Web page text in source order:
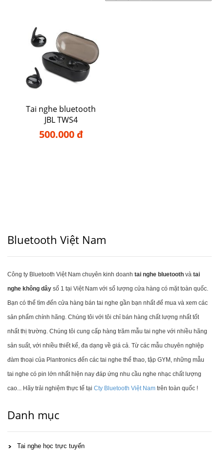
Tai nghe bluetooth
JBL TWS4
500.000 đ
Bluetooth Việt Nam
Công ty Bluetooth Việt Nam chuyên kinh doanh tai nghe bluetooth và tai
nghe không dây số 1 tại Việt Nam với số lượng cửa hàng có mặt toàn quốc.
Bạn có thể tìm đến cửa hàng bán tai nghe gần bạn nhất để mua và xem các
sản phẩm chính hãng. Chúng tôi với tôi chỉ bán hàng chất lượng nhất tốt
nhất thị trường. Chúng tôi cung cấp hàng trăm mẫu tai nghe với nhiều hãng
sản suất, với nhiều thiết kế, đa dạng về giá cả. Từ các mẫu chuyên nghiệp
đàm thoại của Plantronics đến các tai nghe thể thao, tập GYM, những mẫu
tai nghe có pin lớn nhất hiện nay đáp ứng nhu cầu nghe nhạc chất lượng
cao... Hãy trải nghiệm thực tế tại Cty Bluetooth Việt Nam trên toàn quốc !
Danh mục
Tai nghe học trực tuyến